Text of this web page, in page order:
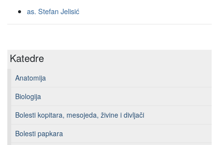
Katedre
Anatomija
Biologija
Bolesti kopitara, mesojeda, živine i divljači
Bolesti papkara
as. Stefan Jelisić